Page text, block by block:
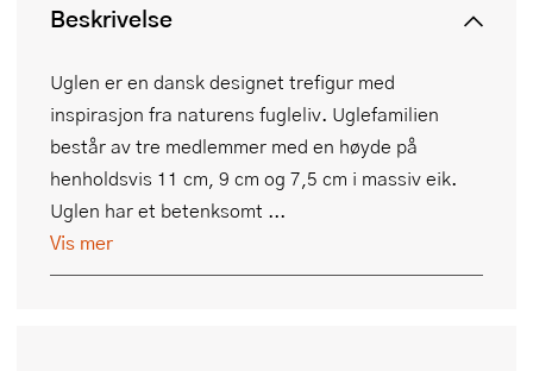
Beskrivelse
Uglen er en dansk designet trefigur med
inspirasjon fra naturens fugleliv. Uglefamilien
består av tre medlemmer med en høyde på
henholdsvis 11 cm, 9 cm og 7,5 cm i massiv eik.
Uglen har et betenksomt ...
Vis mer